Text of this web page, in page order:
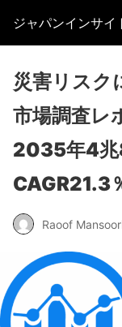
ジャパンインサイ
災害リスク
市場調査レ
2035年4兆
CAGR21.3
Raoof